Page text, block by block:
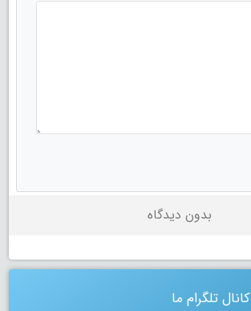
بدون دیدگاه
کانال تلگرام ما